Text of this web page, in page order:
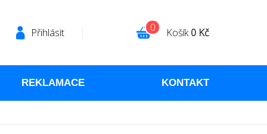
Přihlásit Košík0 Kč
0
REKLAMACE KONTAKT